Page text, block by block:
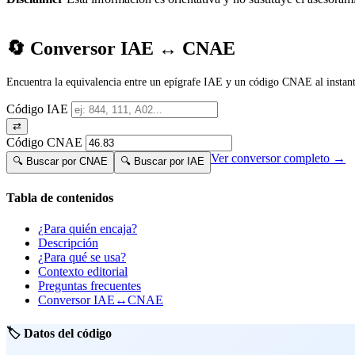
🔄 Conversor IAE ↔ CNAE
Encuentra la equivalencia entre un epígrafe IAE y un código CNAE al
Código IAE
⇄
Código CNAE
🔍 Buscar por CNAE 🔍 Buscar por IAE Ver conversor completo →
Tabla de contenidos
¿Para quién encaja?
Descripción
¿Para qué se usa?
Contexto editorial
Preguntas frecuentes
Conversor IAE↔CNAE
🏷️ Datos del código